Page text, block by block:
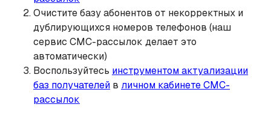
Очистите базу абонентов от некорректных и
дублирующихся номеров телефонов (наш
сервис СМС-рассылок делает это
автоматически)
Воспользуйтесь инструментом актуализации
баз получателей в личном кабинете СМС-
рассылок